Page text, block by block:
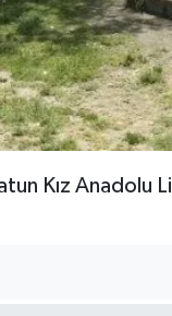
Kız Anadolu